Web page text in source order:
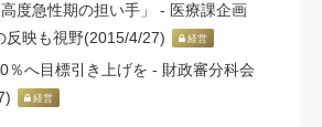
度急性期の担い手」 - 医療課企画
反映も視野(2015/4/27)
経営
％へ目標引き上げを - 財政審分科会
経営